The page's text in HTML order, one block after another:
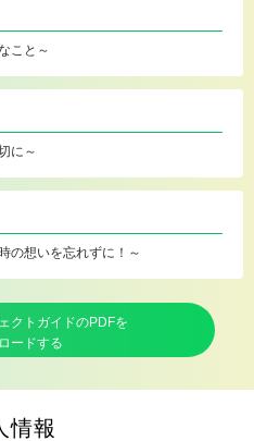
こと～
に～
の想いを忘れずに！～
クトガイドのPDFを
ードする
情報